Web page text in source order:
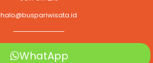
halo@buspariwisata.id
WhatApp